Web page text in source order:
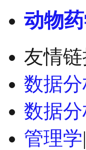
动物
友情链
数据分
数据
管理学|